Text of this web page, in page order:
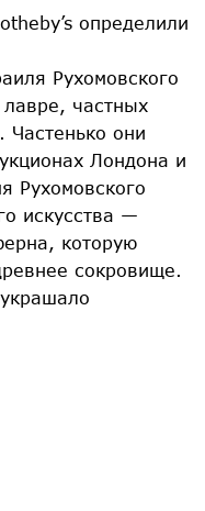
определили
Рухомовского
частных
Частенько они
Лондона и
Рухомовского
искусства —
которую
сокровище.